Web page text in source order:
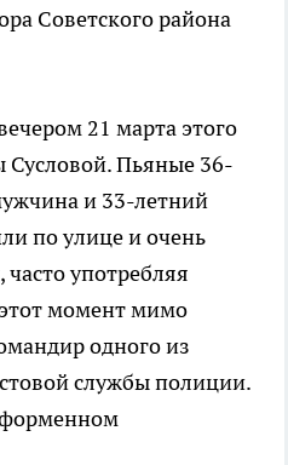
Советского района
21 марта этого
Сусловой. Пьяные 36-
и 33-летний
по улице и очень
употребляя
момент мимо
одного из
службы полиции.